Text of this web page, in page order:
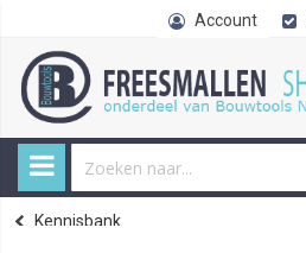
Account
Home
Kennisbank